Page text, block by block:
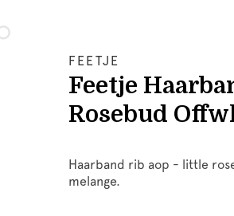
FEETJE
Feetje
Rosebud
Haarband rib aop - little
melange.